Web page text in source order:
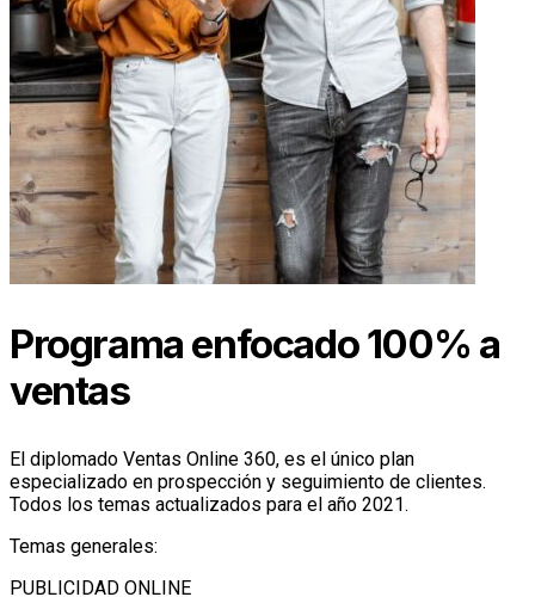
Programa enfocado 100% a
ventas
El diplomado Ventas Online 360, es el único plan
especializado en prospección y seguimiento de clientes.
Todos los temas actualizados para el año 2021.
Temas generales:
PUBLICIDAD ONLINE